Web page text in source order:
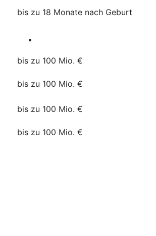
bis zu 18 Monate nach Geburt
bis zu 100 Mio. €
bis zu 100 Mio. €
bis zu 100 Mio. €
bis zu 100 Mio. €